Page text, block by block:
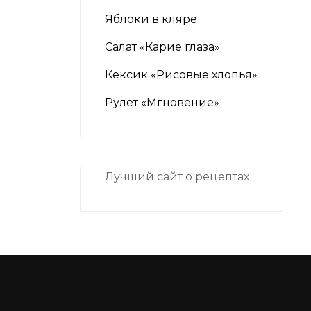
Яблоки в кляре
Салат «Карие глаза»
Кексик «Рисовые хлопья»
Рулет «Мгновение»
Лучший сайт о рецептах